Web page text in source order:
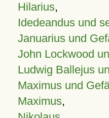
Hilarius,
Idedeandus und
Januarius und
John Lockwood
Ludwig Ballejus
Maximus und
Maximus,